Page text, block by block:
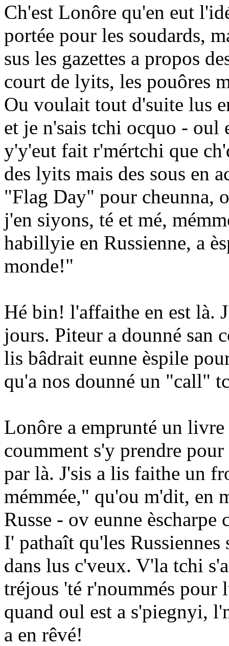
Ch'est Lonôre qu'en eut
portée pour les soudards,
sus les gazettes a propos
court de lyits, les pouôres
Ou voulait tout d'suite lus
et je n'sais tchi ocquo - oul
y'y'eut fait r'mértchi que
des lyits mais des sous en
"Flag Day" pour cheunna,
j'en siyons, té et mé,
habillyie en Russienne, a
monde!"
Hé bin! l'affaithe en est là.
jours. Piteur a dounné san
lis bâdrait eunne èspile
qu'a nos dounné un "call"
Lonôre a emprunté un livre
coumment s'y prendre
par là. J'sis a lis faithe un
mémmée," qu'ou m'dit, en
Russe - ov eunne
I' pathaît qu'les
dans lus c'veux. V'la tchi
tréjous 'té r'noummés
quand oul est a s'piegnyi,
a en rêvé!